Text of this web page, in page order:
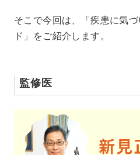
そこで今回は、「疾患に気
ド」をご紹介します。
監修医